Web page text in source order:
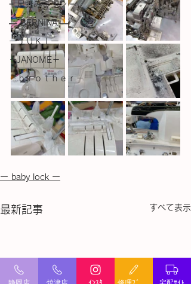
− 足踏みミシン −
― BERNINA ―
ーＪＵＫＩー
－JANOME－
－ｂｒｏｔｈｅｒ－
ー baby lock ー
最新記事 すべて表示
静岡店 焼津店 ｲﾝｽﾀ 宅配ｻｲﾄ